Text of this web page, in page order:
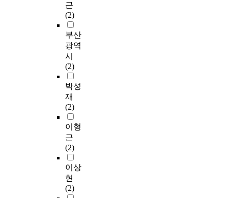
근
(2)
부산
광역
시
(2)
박성
재
(2)
이형
근
(2)
이상
현
(2)